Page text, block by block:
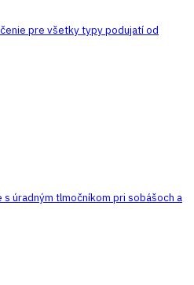
pre všetky typy podujatí od
s úradným tlmočníkom pri sobášoch a